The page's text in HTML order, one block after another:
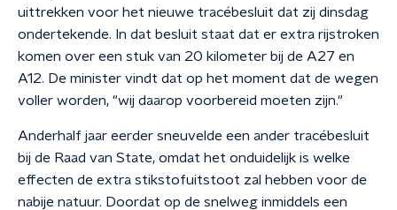
uittrekken voor het nieuwe tracébesluit dat zij dinsdag
ondertekende. In dat besluit staat dat er extra rijstroken
komen over een stuk van 20 kilometer bij de A27 en
A12. De minister vindt dat op het moment dat de wegen
voller worden, "wij daarop voorbereid moeten zijn."
Anderhalf jaar eerder sneuvelde een ander tracébesluit
bij de Raad van State, omdat het onduidelijk is welke
effecten de extra stikstofuitstoot zal hebben voor de
nabije natuur. Doordat op de snelweg inmiddels een